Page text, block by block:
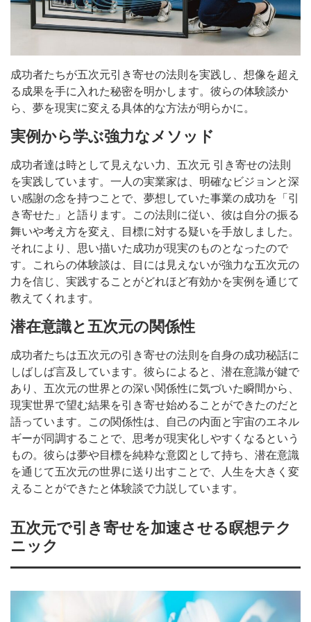
成功者たちが五次元引き寄せの法則を実践し、想像を超え
る成果を手に入れた秘密を明かします。彼らの体験談か
ら、夢を現実に変える具体的な方法が明らかに。
実例から学ぶ強力なメソッド
成功者達は時として見えない力、五次元 引き寄せの法則
を実践しています。一人の実業家は、明確なビジョンと深
い感謝の念を持つことで、夢想していた事業の成功を「引
き寄せた」と語ります。この法則に従い、彼は自分の振る
舞いや考え方を変え、目標に対する疑いを手放しました。
それにより、思い描いた成功が現実のものとなったので
す。これらの体験談は、目には見えないが強力な五次元の
力を信じ、実践することがどれほど有効かを実例を通じて
教えてくれます。
潜在意識と五次元の関係性
成功者たちは五次元の引き寄せの法則を自身の成功秘話に
しばしば言及しています。彼らによると、潜在意識が鍵で
あり、五次元の世界との深い関係性に気づいた瞬間から、
現実世界で望む結果を引き寄せ始めることができたのだと
語っています。この関係性は、自己の内面と宇宙のエネル
ギーが同調することで、思考が現実化しやすくなるという
もの。彼らは夢や目標を純粋な意図として持ち、潜在意識
を通じて五次元の世界に送り出すことで、人生を大きく変
えることができたと体験談で力説しています。
五次元で引き寄せを加速させる瞑想テク
ニック